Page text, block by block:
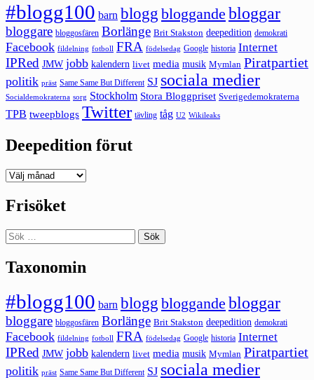
#blogg100 barn blogg bloggande bloggar
bloggare bloggosfären Borlänge Brit Stakston deepedition demokrati
Facebook fildelning fotboll FRA födelsedag Google historia Internet
IPRed JMW jobb kalendern livet media musik Mymlan Piratpartiet
politik präst Same Same But Different SJ sociala medier
Socialdemokraterna sorg Stockholm Stora Bloggpriset Sverigedemokraterna
TPB tweepblogs Twitter tävling tåg U2 Wikileaks
Deepedition förut
Deepedition
Frisöket
Sök
efter:
Taxonomin
#blogg100 barn blogg bloggande bloggar
bloggare bloggosfären Borlänge Brit Stakston deepedition demokrati
Facebook fildelning fotboll FRA födelsedag Google historia Internet
IPRed JMW jobb kalendern livet media musik Mymlan Piratpartiet
politik präst Same Same But Different SJ sociala medier